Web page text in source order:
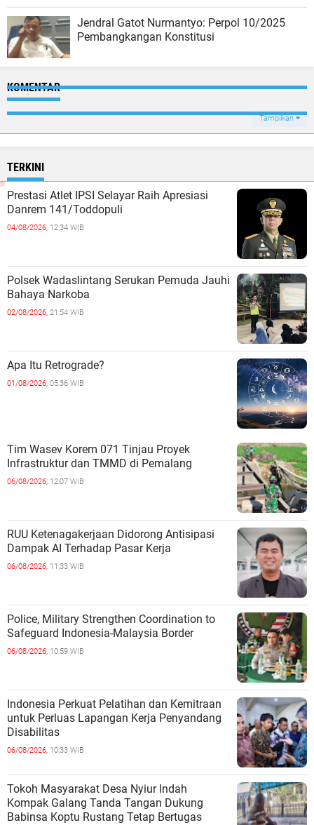
Jendral Gatot Nurmantyo: Perpol 10/2025
Pembangkangan Konstitusi
KOMENTAR
Tampilkan
TERKINI
Prestasi Atlet IPSI Selayar Raih Apresiasi
Danrem 141/Toddopuli
04/08/2026, 12:34 WIB
Polsek Wadaslintang Serukan Pemuda Jauhi
Bahaya Narkoba
02/08/2026, 21:54 WIB
Apa Itu Retrograde?
01/08/2026, 05:36 WIB
Tim Wasev Korem 071 Tinjau Proyek
Infrastruktur dan TMMD di Pemalang
06/08/2026, 12:07 WIB
RUU Ketenagakerjaan Didorong Antisipasi
Dampak AI Terhadap Pasar Kerja
06/08/2026, 11:33 WIB
Police, Military Strengthen Coordination to
Safeguard Indonesia-Malaysia Border
06/08/2026, 10:59 WIB
Indonesia Perkuat Pelatihan dan Kemitraan
untuk Perluas Lapangan Kerja Penyandang
Disabilitas
06/08/2026, 10:33 WIB
Tokoh Masyarakat Desa Nyiur Indah
Kompak Galang Tanda Tangan Dukung
Babinsa Koptu Rustang Tetap Bertugas